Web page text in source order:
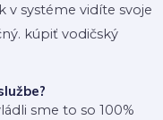
v systéme vidíte svoje
kúpiť vodičský
sme to so 100%